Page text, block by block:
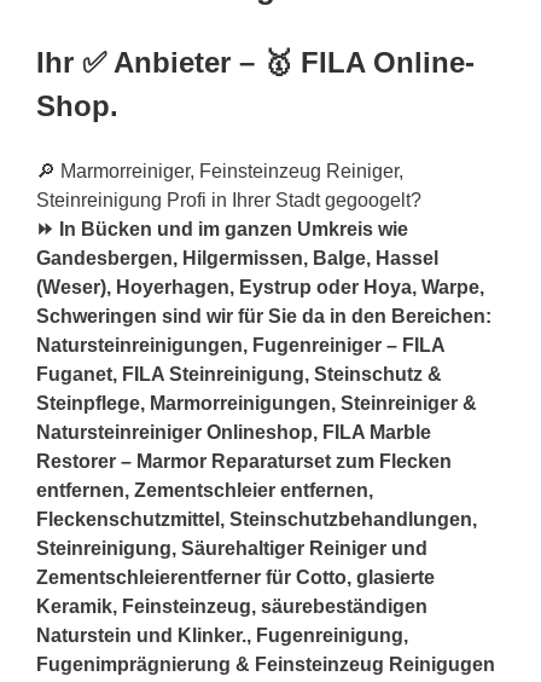
Ihr ✅ Anbieter – 🥇 FILA Online-
Shop.
🔎 Marmorreiniger, Feinsteinzeug Reiniger,
Steinreinigung Profi in Ihrer Stadt gegoogelt?
⏩ In Bücken und im ganzen Umkreis wie
Gandesbergen, Hilgermissen, Balge, Hassel
(Weser), Hoyerhagen, Eystrup oder Hoya, Warpe,
Schweringen sind wir für Sie da in den Bereichen:
Natursteinreinigungen, Fugenreiniger – FILA
Fuganet, FILA Steinreinigung, Steinschutz &
Steinpflege, Marmorreinigungen, Steinreiniger &
Natursteinreiniger Onlineshop, FILA Marble
Restorer – Marmor Reparaturset zum Flecken
entfernen, Zementschleier entfernen,
Fleckenschutzmittel, Steinschutzbehandlungen,
Steinreinigung, Säurehaltiger Reiniger und
Zementschleierentferner für Cotto, glasierte
Keramik, Feinsteinzeug, säurebeständigen
Naturstein und Klinker., Fugenreinigung,
Fugenimprägnierung & Feinsteinzeug Reinigugen